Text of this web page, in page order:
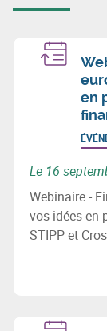
en
Le 16
Webinaire -
vos idées en
STIPP et